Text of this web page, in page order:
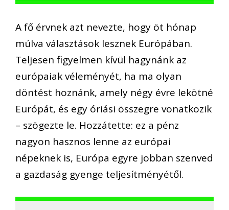
A fő érvnek azt nevezte, hogy öt hónap
múlva választások lesznek Európában.
Teljesen figyelmen kívül hagynánk az
európaiak véleményét, ha ma olyan
döntést hoznánk, amely négy évre lekötné
Európát, és egy óriási összegre vonatkozik
– szögezte le. Hozzátette: ez a pénz
nagyon hasznos lenne az európai
népeknek is, Európa egyre jobban szenved
a gazdaság gyenge teljesítményétől.